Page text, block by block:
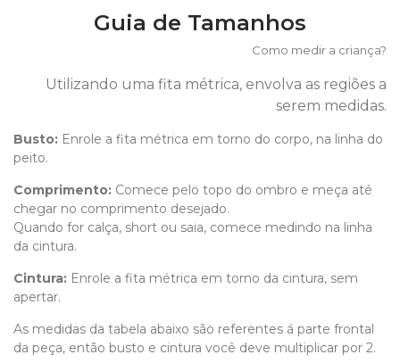
Guia de Tamanhos
Como medir a criança?
Utilizando uma fita métrica, envolva as regiões a
serem medidas.
Busto: Enrole a fita métrica em torno do corpo, na linha do
peito.
Comprimento: Comece pelo topo do ombro e meça até
chegar no comprimento desejado.
Quando for calça, short ou saia, comece medindo na linha
da cintura.
Cintura: Enrole a fita métrica em torno da cintura, sem
apertar.
As medidas da tabela abaixo são referentes á parte frontal
da peça, então busto e cintura você deve multiplicar por 2.